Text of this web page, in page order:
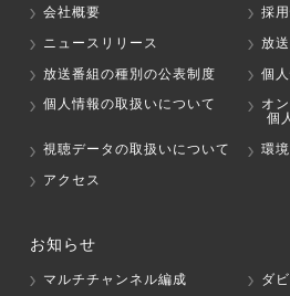
会社概要
採
ニュースリリース
放
放送番組の種別の公表制度
個
個人情報の取扱いについて
オ
個人
視聴データの取扱いについて
環
アクセス
お知らせ
マルチチャンネル編成
ダ